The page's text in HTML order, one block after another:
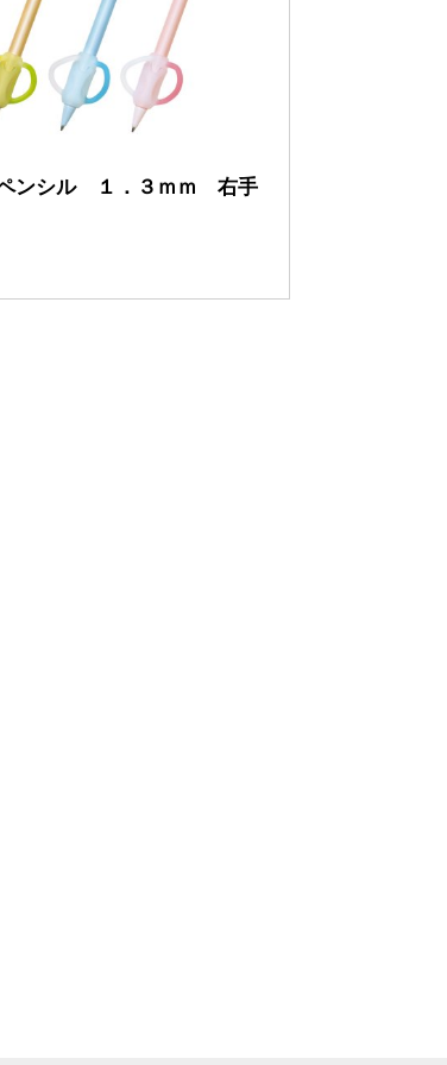
ンシル １．３ｍｍ 右手